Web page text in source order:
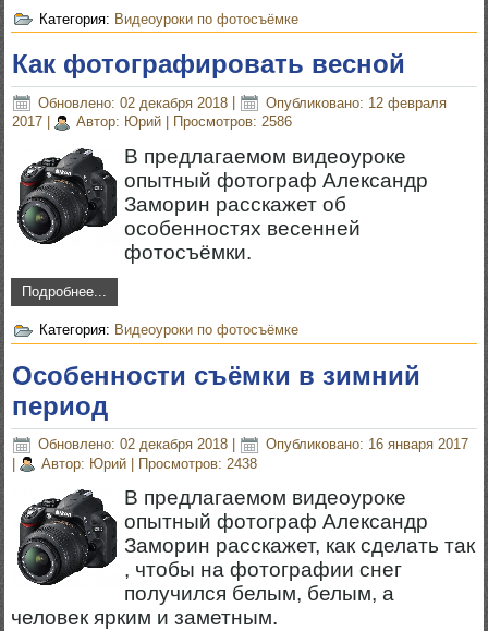
Категория: Видеоуроки по фотосъёмке
Как фотографировать весной
Обновлено: 02 декабря 2018
Опубликовано: 12 февраля
2017
Автор: Юрий Просмотров: 2586
В предлагаемом видеоуроке
опытный фотограф Александр
Заморин расскажет об
особенностях весенней
фотосъёмки.
Подробнее...
Категория: Видеоуроки по фотосъёмке
Особенности съёмки в зимний
период
Обновлено: 02 декабря 2018
Опубликовано: 16 января 2017
|
Автор: Юрий | Просмотров: 2438
В предлагаемом видеоуроке
опытный фотограф Александр
Заморин расскажет, как сделать так
, чтобы на фотографии снег
получился белым, белым, а
человек ярким и заметным.